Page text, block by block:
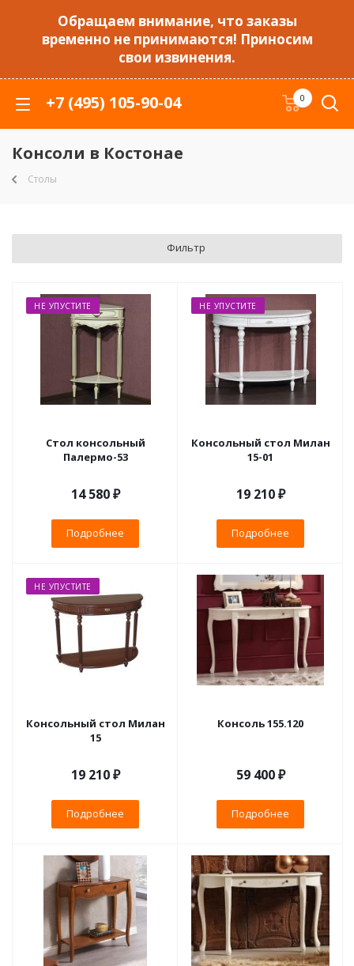
Обращаем внимание, что заказы
временно не принимаются! Приносим
свои извинения.
+7 (495) 105-90-04 0
Консоли в Костонае
Столы
Фильтр
НЕ УПУСТИТЕ
Стол консольный
Палермо-53
14 580 ₽
Подробнее
НЕ УПУСТИТЕ
Консольный стол Милан
15-01
19 210 ₽
Подробнее
НЕ УПУСТИТЕ
Консольный стол Милан
15
19 210 ₽
Подробнее
Консоль 155.120
59 400 ₽
Подробнее